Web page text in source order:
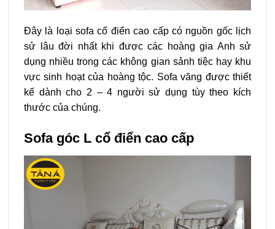
Đây là loại sofa cổ điển cao cấp có nguồn gốc lịch
sử lâu đời nhất khi được các hoàng gia Anh sử
dụng nhiều trong các không gian sảnh tiệc hay khu
vực sinh hoạt của hoàng tộc. Sofa văng được thiết
kế dành cho 2 – 4 người sử dụng tùy theo kích
thước của chúng.
Sofa góc L cổ điển cao cấp